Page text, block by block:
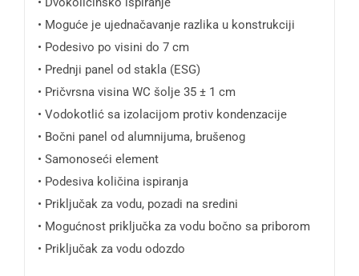
• Moguće je ujednačavanje razlika u konstrukciji
• Podesivo po visini do 7 cm
• Prednji panel od stakla (ESG)
• Pričvrsna visina WC šolje 35 ± 1 cm
• Vodokotlić sa izolacijom protiv kondenzacije
• Bočni panel od alumnijuma, brušenog
• Samonoseći element
• Podesiva količina ispiranja
• Priključak za vodu, pozadi na sredini
• Mogućnost priključka za vodu bočno sa priborom
• Priključak za vodu odozdo